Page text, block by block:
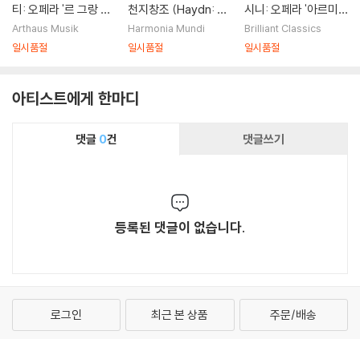
티: 오페라 '르 그랑 마
카브르' (Gyorgy Lig
eti: Le Grand Maca
Arthaus Musik
일시품절
천지창조 (Haydn: Di
e Schopfung [The
Creation]) 주빈 메
Harmonia Mundi
일시품절
시니: 오페라 '아르미
다' (Rossini: Armid
a)
Brilliant Classics
일시품절
아티스트에게 한마디
댓글 0건 댓글쓰기
등록된 댓글이 없습니다.
로그인 최근 본 상품 주문/배송